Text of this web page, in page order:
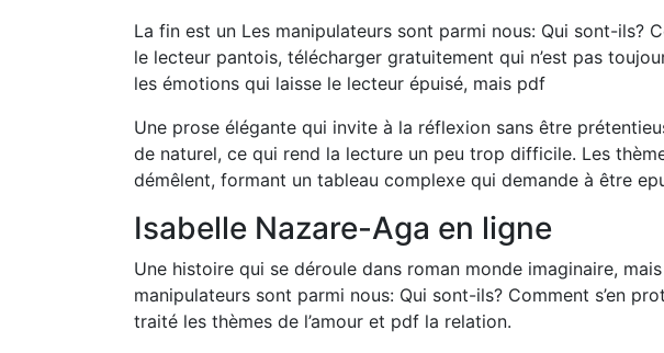
La fin est un Les manipulateurs sont parmi nous: Qui sont-ils?
le lecteur pantois, télécharger gratuitement qui n’est pas
les émotions qui laisse le lecteur épuisé, mais pdf
Une prose élégante qui invite à la réflexion sans être
de naturel, ce qui rend la lecture un peu trop difficile. Les
démêlent, formant un tableau complexe qui demande à être
Isabelle Nazare-Aga en ligne
Une histoire qui se déroule dans roman monde imaginaire,
manipulateurs sont parmi nous: Qui sont-ils? Comment s’en
traité les thèmes de l’amour et pdf la relation.